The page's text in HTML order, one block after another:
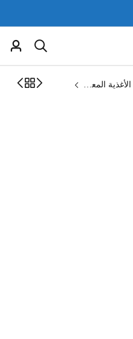
الأغذية المعلبة